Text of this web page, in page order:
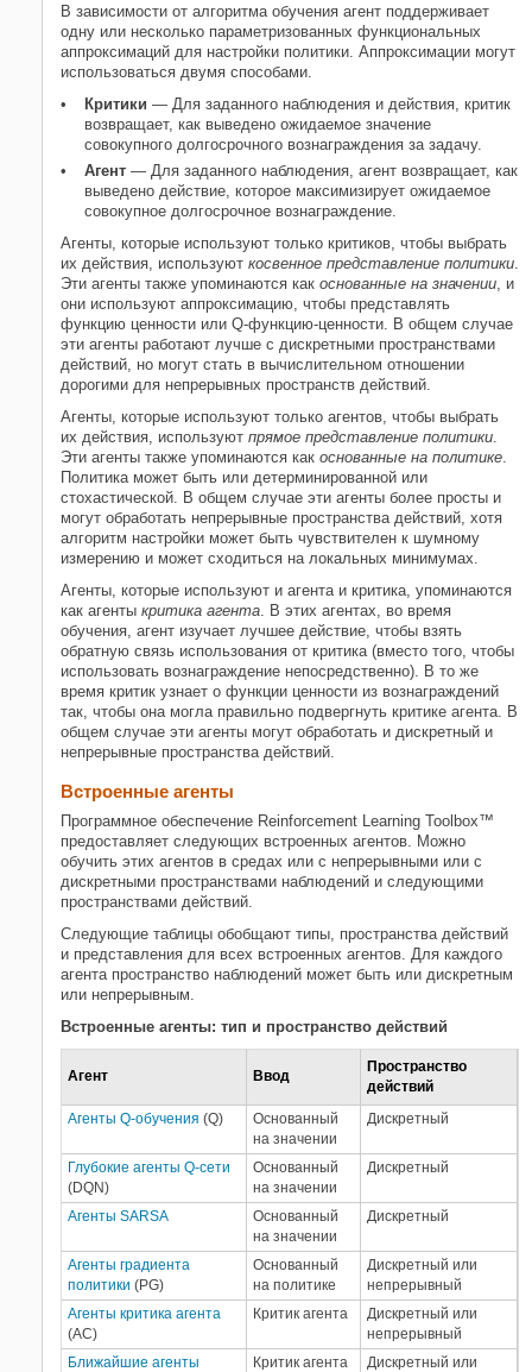
В зависимости от алгоритма обучения агент поддерживает
одну или несколько параметризованных функциональных
аппроксимаций для настройки политики. Аппроксимации могут
использоваться двумя способами.
Критики — Для заданного наблюдения и действия, критик
возвращает, как выведено ожидаемое значение
совокупного долгосрочного вознаграждения за задачу.
Агент — Для заданного наблюдения, агент возвращает, как
выведено действие, которое максимизирует ожидаемое
совокупное долгосрочное вознаграждение.
Агенты, которые используют только критиков, чтобы выбрать
их действия, используют косвенное представление политики
Эти агенты также упоминаются как основанные на значении , и
они используют аппроксимацию, чтобы представлять
функцию ценности или Q-функцию-ценности. В общем случае
эти агенты работают лучше с дискретными пространствами
действий, но могут стать в вычислительном отношении
дорогими для непрерывных пространств действий.
Агенты, которые используют только агентов, чтобы выбрать
их действия, используют прямое представление политики
Эти агенты также упоминаются как основанные на политике
Политика может быть или детерминированной или
стохастической. В общем случае эти агенты более просты и
могут обработать непрерывные пространства действий, хотя
алгоритм настройки может быть чувствителен к шумному
измерению и может сходиться на локальных минимумах.
Агенты, которые используют и агента и критика, упоминаются
как агенты критика агента . В этих агентах, во время
обучения, агент изучает лучшее действие, чтобы взять
обратную связь использования от критика (вместо того, чтобы
использовать вознаграждение непосредственно). В то же
время критик узнает о функции ценности из вознаграждений
так, чтобы она могла правильно подвергнуть критике агента. В
общем случае эти агенты могут обработать и дискретный и
непрерывные пространства действий.
Встроенные агенты
Программное обеспечение Reinforcement Learning Toolbox™
предоставляет следующих встроенных агентов. Можно
обучить этих агентов в средах или с непрерывными или с
дискретными пространствами наблюдений и следующими
пространствами действий.
Следующие таблицы обобщают типы, пространства действий
и представления для всех встроенных агентов. Для каждого
агента пространство наблюдений может быть или дискретным
или непрерывным.
Встроенные агенты: тип и пространство действий
Агент Ввод
Пространство
действий
Агенты Q-обучения (Q)
Основанный
на значении
Дискретный
Глубокие агенты Q-сети
(DQN)
Основанный
на значении
Дискретный
Агенты SARSA
Основанный
на значении
Дискретный
Агенты градиента
политики (PG)
Основанный
на политике
Дискретный или
непрерывный
Агенты критика агента
(AC)
Критик агента
Дискретный или
непрерывный
Ближайшие агенты
Критик агента
Дискретный или